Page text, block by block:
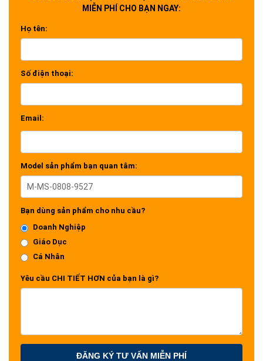
MIỄN PHÍ CHO BẠN NGAY:
Họ tên:
Số điện thoại:
Email:
Model sản phẩm bạn quan tâm:
Bạn dùng sản phẩm cho nhu cầu?
Doanh Nghiệp
Giáo Dục
Cá Nhân
Yêu cầu CHI TIẾT HƠN của bạn là gì?
ĐĂNG KÝ TƯ VẤN MIỄN PHÍ